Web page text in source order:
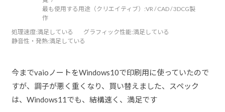
最も使用する用途（クリエイティブ）:VR / CAD / 3DCG製
作
処理速度:満足している グラフィック性能:満足している
静音性・発熱:満足している
今までvaioノートをWindows10で印刷用に使っていたので
すが、調子が悪く重くなり、買い替えました、スペック
は、Windows11でも、結構速く、満足です